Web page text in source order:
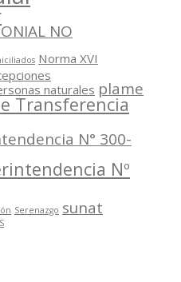
NO
Norma XVI
naturales plame
Transferencia
N° 300-
Nº
Serenazgo sunat